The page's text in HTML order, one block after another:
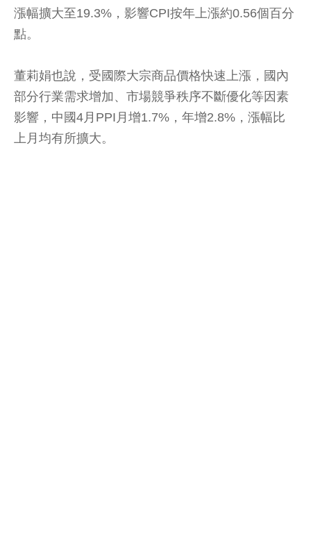
漲幅擴大至19.3%，影響CPI按年上漲約0.56個百分
點。
董莉娟也說，受國際大宗商品價格快速上漲，國內
部分行業需求增加、市場競爭秩序不斷優化等因素
影響，中國4月PPI月增1.7%，年增2.8%，漲幅比
上月均有所擴大。